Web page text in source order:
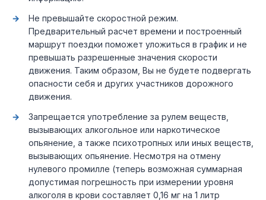
Не превышайте скоростной режим.
Предварительный расчет времени и построенный
маршрут поездки поможет уложиться в график и не
превышать разрешенные значения скорости
движения. Таким образом, Вы не будете подвергать
опасности себя и других участников дорожного
движения.
Запрещается употребление за рулем веществ,
вызывающих алкогольное или наркотическое
опьянение, а также психотропных или иных веществ,
вызывающих опьянение. Несмотря на отмену
нулевого промилле (теперь возможная суммарная
допустимая погрешность при измерении уровня
алкоголя в крови составляет 0,16 мг на 1 литр